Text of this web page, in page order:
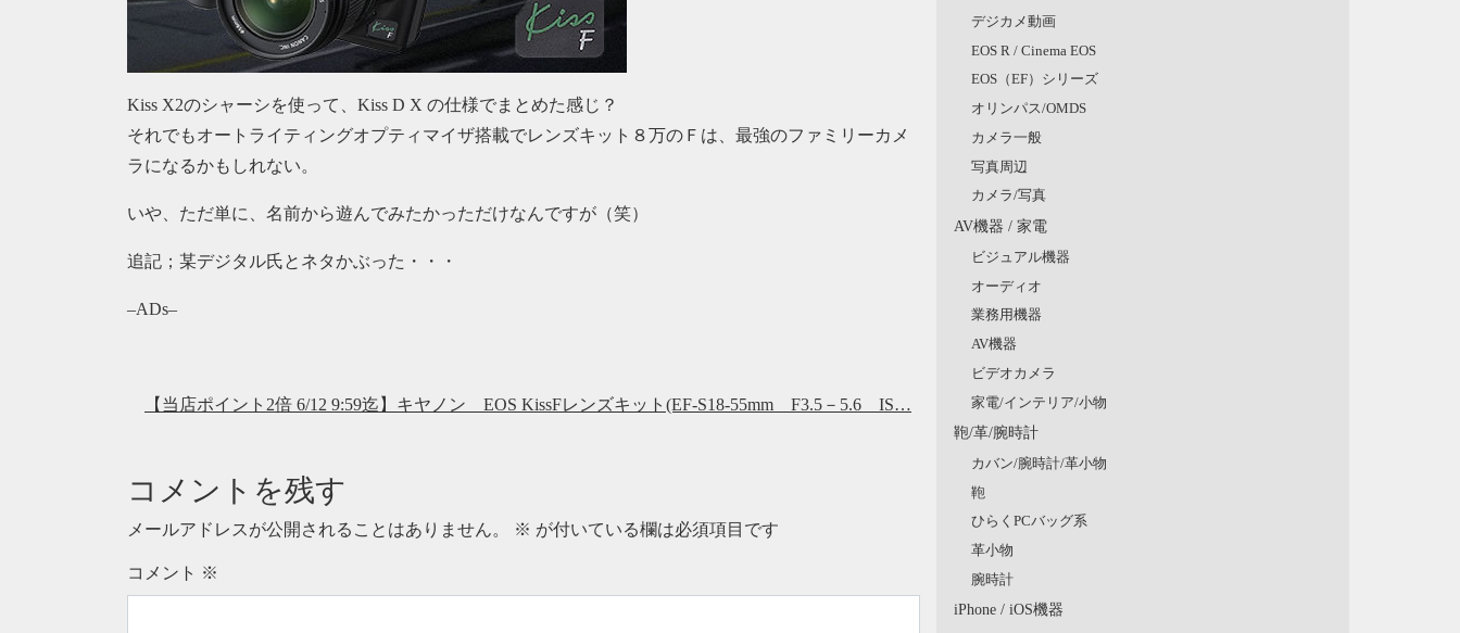
Kiss X2のシャーシを使って、Kiss D X の仕様でまとめた感じ？
それでもオートライティングオプティマイザ搭載でレンズキット８万のＦは、最強のファミリーカメ
ラになるかもしれない。
いや、ただ単に、名前から遊んでみたかっただけなんですが（笑）
追記；某デジタル氏とネタかぶった・・・
–ADs–
【当店ポイント2倍 6/12 9:59迄】キヤノン EOS KissFレンズキット(EF-S18-55mm F3.5－5.6 IS…
コメントを残す
メールアドレスが公開されることはありません。 ※ が付いている欄は必須項目です
コメント ※
デジカメ動画
EOS R / Cinema EOS
EOS（EF）シリーズ
オリンパス/OMDS
カメラ一般
写真周辺
カメラ/写真
AV機器 / 家電
ビジュアル機器
オーディオ
業務用機器
AV機器
ビデオカメラ
家電/インテリア/小物
鞄/革/腕時計
カバン/腕時計/革小物
鞄
ひらくPCバッグ系
革小物
腕時計
iPhone / iOS機器